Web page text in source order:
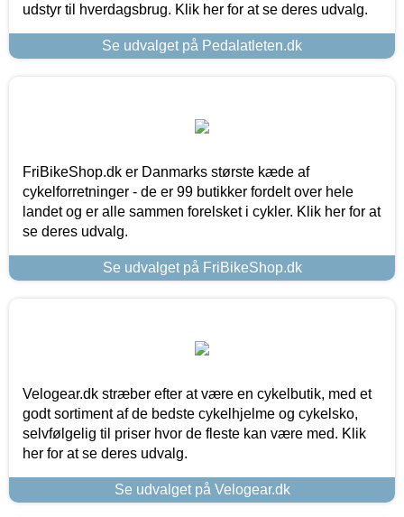
udstyr til hverdagsbrug. Klik her for at se deres udvalg.
Se udvalget på Pedalatleten.dk
FriBikeShop.dk er Danmarks største kæde af
cykelforretninger - de er 99 butikker fordelt over hele
landet og er alle sammen forelsket i cykler. Klik her for at
se deres udvalg.
Se udvalget på FriBikeShop.dk
Velogear.dk stræber efter at være en cykelbutik, med et
godt sortiment af de bedste cykelhjelme og cykelsko,
selvfølgelig til priser hvor de fleste kan være med. Klik
her for at se deres udvalg.
Se udvalget på Velogear.dk